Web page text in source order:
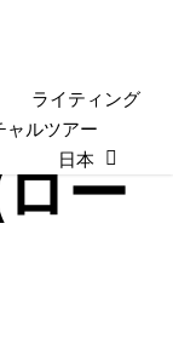
ライティング
ャルツアー
日本
ー